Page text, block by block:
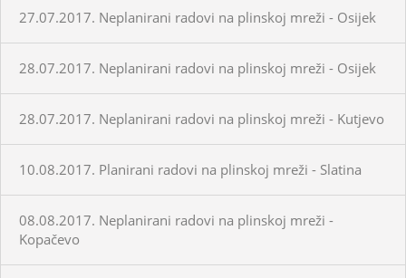
27.07.2017. Neplanirani radovi na plinskoj mreži - Osijek
28.07.2017. Neplanirani radovi na plinskoj mreži - Osijek
28.07.2017. Neplanirani radovi na plinskoj mreži - Kutjevo
10.08.2017. Planirani radovi na plinskoj mreži - Slatina
08.08.2017. Neplanirani radovi na plinskoj mreži -
Kopačevo